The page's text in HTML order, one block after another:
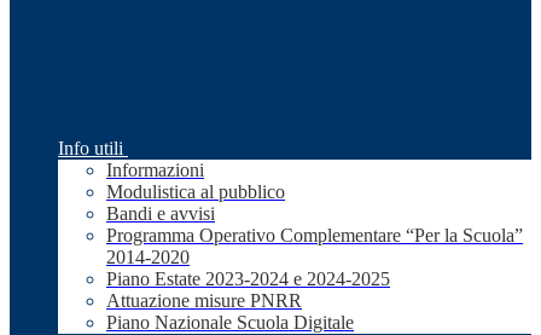
Info utili
Informazioni
Modulistica al pubblico
Bandi e avvisi
Programma Operativo Complementare “Per la Scuola”
2014-2020
Piano Estate 2023-2024 e 2024-2025
Attuazione misure PNRR
Piano Nazionale Scuola Digitale